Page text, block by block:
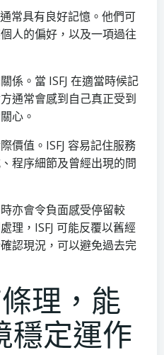
常具有良好記憶。他們可
人的偏好，以及一項過往
係。當 ISFJ 在適當時候記
通常會感到自己真正受到
心。
價值。ISFJ 容易記住服務
程序細節及曾經出現的問
亦會令負面感受停留較
理，ISFJ 可能反覆以舊經
認現況，可以避免過去完
理，能
穩定運作